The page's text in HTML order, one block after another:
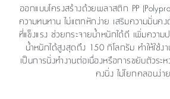
ออกแบบโครงสร้างด้วยพลาสติก PP
ความทนทาน ไม่แตกหักง่าย เสริมความมั่นคง
ที่แข็งแรง ช่วยกระจายน้ำหนักได้ดี เพิ่มควา
น้ำหนักได้สูงสุดถึง 150 กิโลกรัม ทำให้ใช้งา
เป็นการนั่งทำงานต่อเนื่องหรือการขยับตัวระห
คงนิ่ง ไม่โยกคลอนง่าย